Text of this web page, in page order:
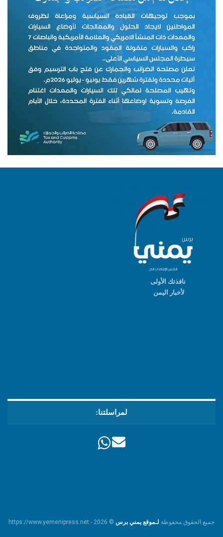
نافذتك الأولى
لأخبار اليمن
لمراسلتنا:
جميع الحقوق محفوظة لـموقع يمني برس © https://www.yemenipress.net - 2026